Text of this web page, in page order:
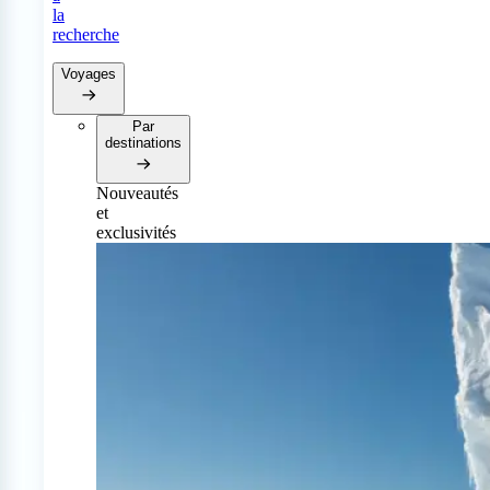
la
recherche
Voyages
Par
destinations
Nouveautés
et
exclusivités